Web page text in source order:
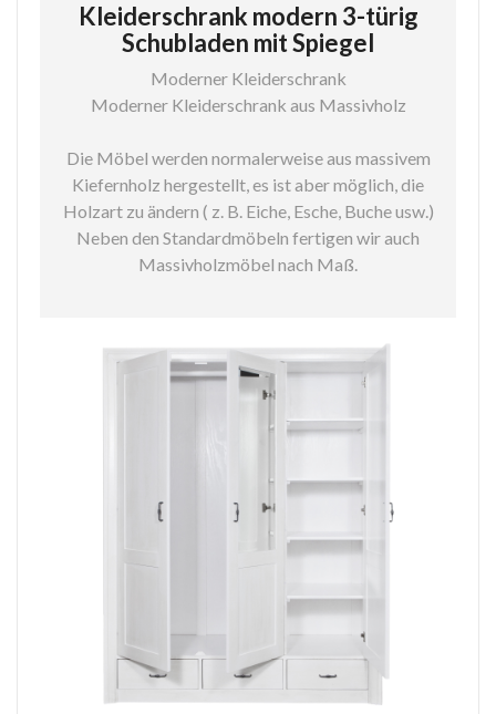
Kleiderschrank modern 3-türig
Schubladen mit Spiegel
Moderner Kleiderschrank
Moderner Kleiderschrank aus Massivholz
Die Möbel werden normalerweise aus massivem
Kiefernholz hergestellt, es ist aber möglich, die
Holzart zu ändern ( z. B. Eiche, Esche, Buche usw.)
Neben den Standardmöbeln fertigen wir auch
Massivholzmöbel nach Maß.